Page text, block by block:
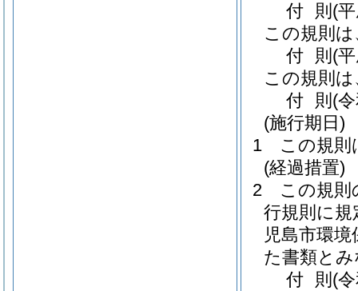
付 則 (
この規則
付 則 (
この規則
付 則 (
(施行期日)
1
この規則
(経過措置)
2
この規則
行規則に
児島市環
た書類と
付 則 (